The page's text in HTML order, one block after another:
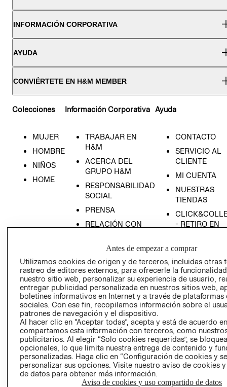
INFORMACIÓN CORPORATIVA
AYUDA
CONVIÉRTETE EN H&M MEMBER
Colecciones
MUJER
HOMBRE
NIÑOS
HOME
Información Corporativa
TRABAJAR EN
H&M
ACERCA DEL
GRUPO H&M
RESPONSABILIDAD
SOCIAL
PRENSA
RELACIÓN CON
POLÍTICA
EMPRESARIAL
Ayuda
CONTACTO
SERVICIO AL
CLIENTE
MI CUENTA
NUESTRAS
TIENDAS
- RETIRO EN
TÉRMINOS Y
CONDICIONES
AVISO DE
PRIVACIDAD
GIFT CARD
COOKIES
Antes de empezar a comprar
Utilizamos cookies de origen y de terceros, incluidas otras
rastreo de editores externos, para ofrecerle la
nuestro sitio web, personalizar su experiencia de usuario,
entregar publicidad personalizada en nuestros sitios web,
boletines informativos en Internet y a través de plataformas
sociales. Con ese fin, recopilamos información sobre el
patrones de navegación y el dispositivo.
Al hacer clic en “Aceptar todas”, acepta y está de acuerdo
compartamos esta información con terceros, como
publicitarios. Al elegir “Solo cookies requeridas”, se
opcionales, lo que limita nuestra entrega de contenido y
personalizadas. Haga clic en “Configuración de cookies y
personalizar sus opciones. Visite nuestro aviso de cookies
de datos para obtener más información.
Aviso de cookies y uso compartido de datos